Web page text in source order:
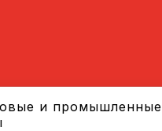
и промышленные